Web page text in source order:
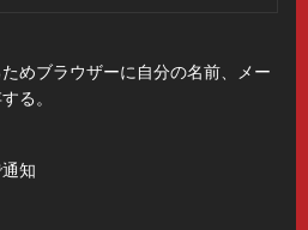
めブラウザーに自分の名前、メー
る。
知